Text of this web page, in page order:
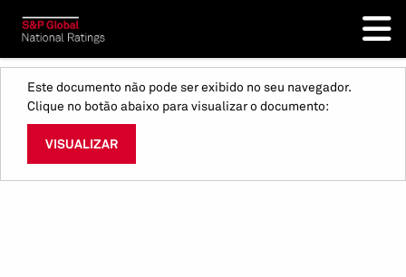
Este documento não pode ser exibido no seu navegador.
Clique no botão abaixo para visualizar o documento:
VISUALIZAR